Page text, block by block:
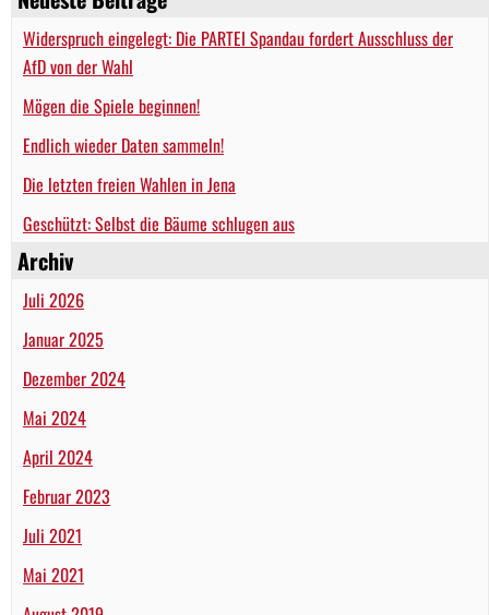
Widerspruch eingelegt: Die PARTEI Spandau fordert Ausschluss der
AfD von der Wahl
Mögen die Spiele beginnen!
Endlich wieder Daten sammeln!
Die letzten freien Wahlen in Jena
Geschützt: Selbst die Bäume schlugen aus
Archiv
Juli 2026
Januar 2025
Dezember 2024
Mai 2024
April 2024
Februar 2023
Juli 2021
Mai 2021